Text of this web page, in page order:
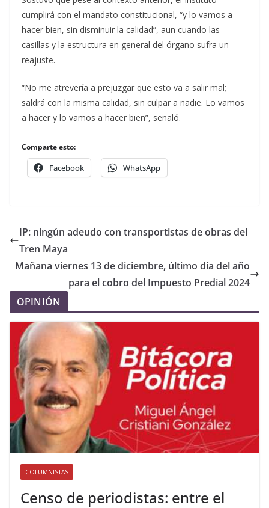
cumplirá con el mandato constitucional, “y lo vamos a
hacer bien, sin disminuir la calidad”, aun cuando las
casillas y la estructura en general del órgano sufra un
reajuste.
“No me atrevería a prejuzgar que esto va a salir mal;
saldrá con la misma calidad, sin culpar a nadie. Lo vamos
a hacer y lo vamos a hacer bien”, señaló.
Comparte esto:
Facebook WhatsApp
IP: ningún adeudo con transportistas de obras del
Tren Maya
Mañana viernes 13 de diciembre, último día del año
para el cobro del Impuesto Predial 2024
OPINIÓN
COLUMNISTAS
Censo de periodistas: entre el